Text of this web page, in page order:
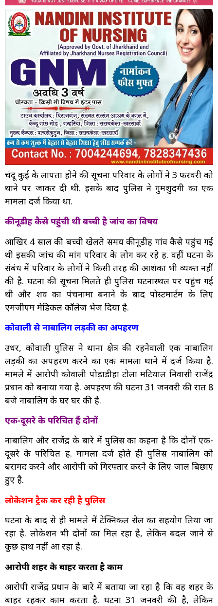
चंदू कुई के लापता होने की सूचना परिवार के लोगों ने 3 फरवरी को
थाने पर जाकर दी थी. इसके बाद पुलिस ने गुमशुदगी का एक
मामला दर्ज किया था.
कीनूडीह कैसे पहुंची थी बच्ची है जांच का विषय
आखिर 4 साल की बच्ची खेलते समय कीनूडीह गांव कैसे पहुंच गई
थी इसकी जांच की मांग परिवार के लोग कर रहे हैं. वहीं घटना के
संबंध में परिवार के लोगों ने किसी तरह की आशंका भी व्यक्त नहीं
की है. घटना की सूचना मिलते ही पुलिस घटनास्थल पर पहुंच गई
थी और शव का पंचनामा बनाने के बाद पोस्टमार्टम के लिए
एमजीएम मेडिकल कॉलेज भेज दिया है.
कोवाली से नाबालिग लड़की का अपहरण
उधर, कोवाली पुलिस ने थाना क्षेत्र की रहनेवाली एक नाबालिग
लड़की का अपहरण करने का एक मामला थाने में दर्ज किया है.
मामले में आरोपी कोवाली पोड़ाडीहा टोला मटियाल निवासी राजेंद्र
प्रधान को बनाया गया है. अपहरण की घटना 31 जनवरी की रात 8
बजे नाबालिग के घर घर की है.
एक-दूसरे के परिचित हैं दोनों
नाबालिग और राजेंद्र के बारे में पुलिस का कहना है कि दोनों एक-
दूसरे के परिचित हैं. मामला दर्ज होते ही पुलिस नाबालिग को
बरामद करने और आरोपी को गिरफ्तार करने के लिए जाल बिछाए
हुए है.
लोकेशन ट्रैक कर रही है पुलिस
घटना के बाद से ही मामले में टेक्निकल सेल का सहयोग लिया जा
रहा है. लोकेशन भी दोनों का मिल रहा है, लेकिन बदल जाने से
कुछ हाथ नहीं आ रहा है.
आरोपी शहर के बाहर करता है काम
आरोपी राजेंद्र प्रधान के बारे में बताया जा रहा है कि वह शहर के
बाहर रहकर काम करता है. घटना 31 जनवरी की है, लेकिन